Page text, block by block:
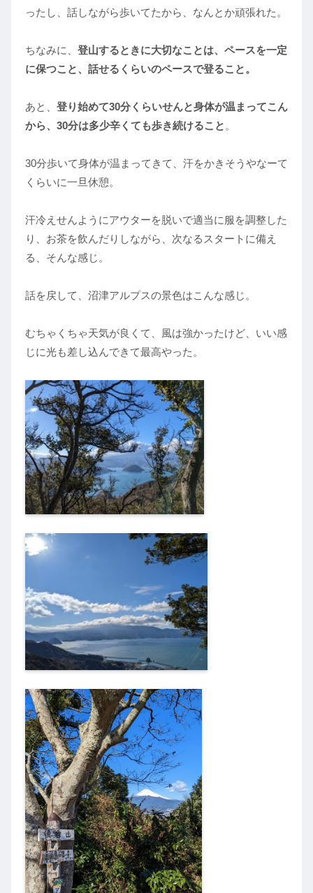
ったし、話しながら歩いてたから、なんとか頑張れた。
ちなみに、 登山するときに大切なことは、ペースを一定
に保つこと、話せるくらいのペースで登ること。
あと、 登り始めて30分くらいせんと身体が温まってこん
から、30分は多少辛くても歩き続けること 。
30分歩いて身体が温まってきて、汗をかきそうやなーて
くらいに一旦休憩。
汗冷えせんようにアウターを脱いで適当に服を調整した
り、お茶を飲んだりしながら、次なるスタートに備え
る、そんな感じ。
話を戻して、沼津アルプスの景色はこんな感じ。
むちゃくちゃ天気が良くて、風は強かったけど、いい感
じに光も差し込んできて最高やった。